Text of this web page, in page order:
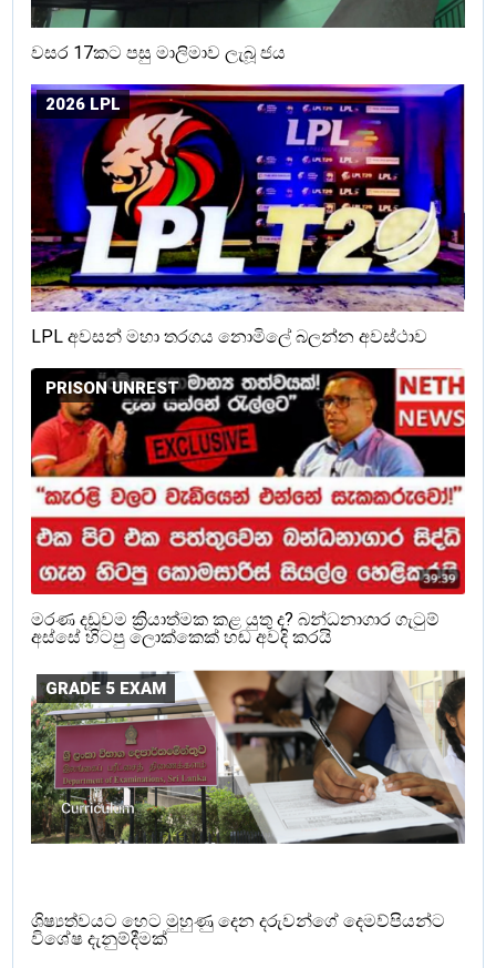
වසර 17කට පසු මාලිමාව ලැබූ ජය
2026 LPL
LPL අවසන් මහා තරගය නොමිලේ බලන්න අවස්ථාව
PRISON UNREST
මරණ දඩුවම ක්‍රියාත්මක කළ යුතු ද? බන්ධනාගාර ගැටුම්
අස්සේ හිටපු ලොක්කෙක් හඬ අවදි කරයි
GRADE 5 EXAM
ශිෂ්‍යත්වයට හෙට මුහුණු දෙන දරුවන්ගේ දෙමව්පියන්ට
විශේෂ දැනුම්දීමක්